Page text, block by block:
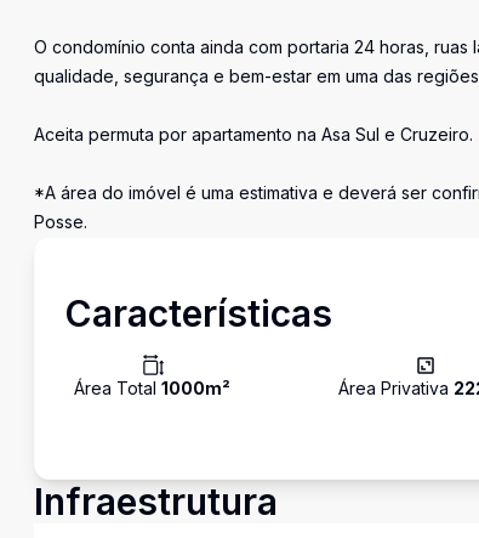
O condomínio conta ainda com portaria 24 horas,
qualidade, segurança e bem-estar em uma das
Aceita permuta por apartamento na Asa Sul e Cruzeiro.
*A área do imóvel é uma estimativa e deverá ser
Posse.
Características
Área Total 1000m² Área Privativa
Infraestrutura